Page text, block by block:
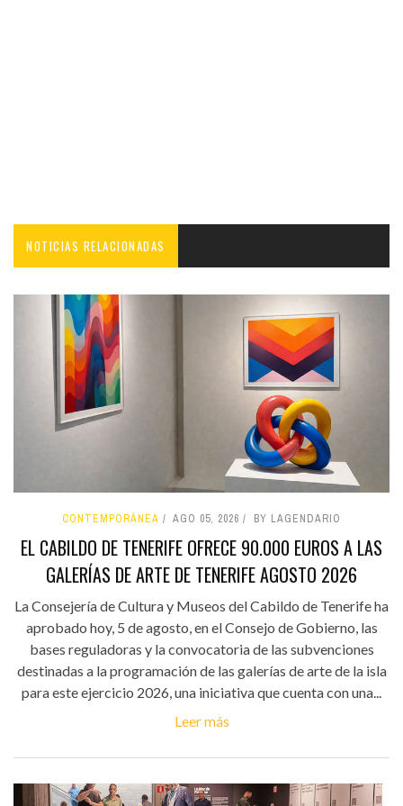
NOTICIAS RELACIONADAS
CONTEMPORÁNEA AGO 05, 2026 BY LAGENDARIO
EL CABILDO DE TENERIFE OFRECE 90.000 EUROS A LAS
GALERÍAS DE ARTE DE TENERIFE AGOSTO 2026
La Consejería de Cultura y Museos del Cabildo de Tenerife ha
aprobado hoy, 5 de agosto, en el Consejo de Gobierno, las
bases reguladoras y la convocatoria de las subvenciones
destinadas a la programación de las galerías de arte de la isla
para este ejercicio 2026, una iniciativa que cuenta con una...
Leer más